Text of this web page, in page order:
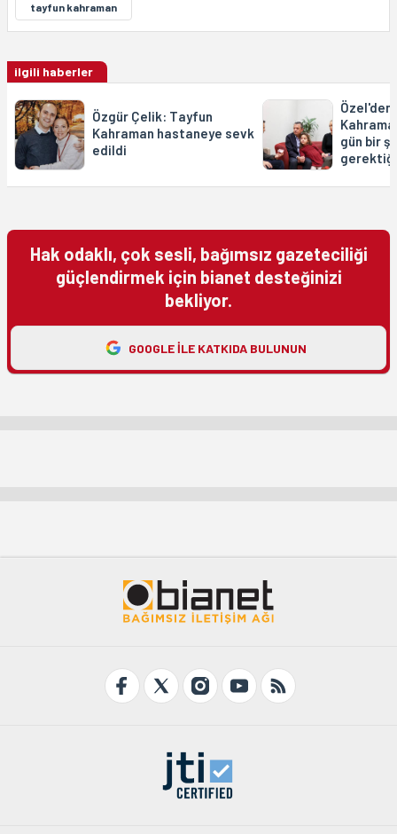
tayfun kahraman
ilgili haberler
Özgür Çelik: Tayfun
Kahraman hastaneye sevk
edildi
Özel'den
gün bir
Hak odaklı, çok sesli, bağımsız gazeteciliği
güçlendirmek için bianet desteğinizi
bekliyor.
GOOGLE ILE KATKIDA BULUNUN